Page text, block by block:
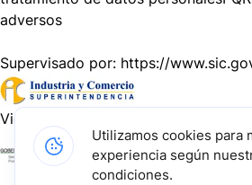
adversos
Supervisado por: https://
Vigilado por:
Gracias a nuestros impulsadores,
Utilizamos cookies para
experiencia según
condiciones.